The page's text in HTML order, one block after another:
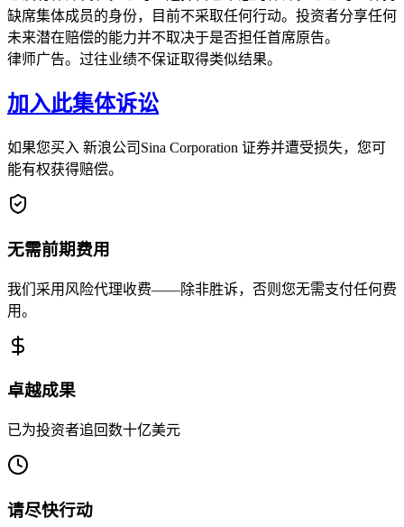
缺席集体成员的身份，目前不采取任何行动。投资者分享任何
未来潜在赔偿的能力并不取决于是否担任首席原告。
律师广告。过往业绩不保证取得类似结果。
加入此集体诉讼
如果您买入 新浪公司Sina Corporation 证券并遭受损失，您可
能有权获得赔偿。
无需前期费用
我们采用风险代理收费——除非胜诉，否则您无需支付任何费
用。
卓越成果
已为投资者追回数十亿美元
请尽快行动